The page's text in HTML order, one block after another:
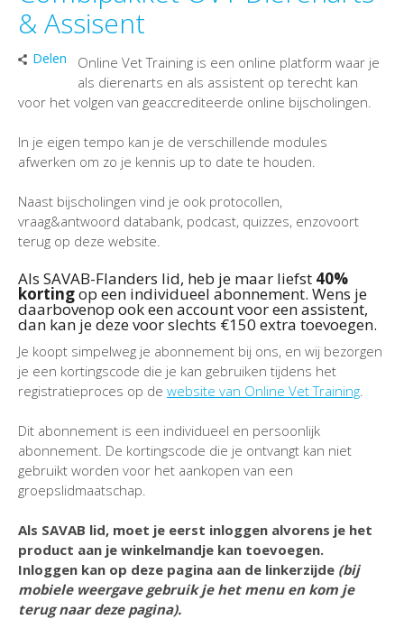
& Assisent
Delen
Online Vet Training is een online platform waar je
als dierenarts en als assistent op terecht kan
voor het volgen van geaccrediteerde online bijscholingen.
In je eigen tempo kan je de verschillende modules
afwerken om zo je kennis up to date te houden.
Naast bijscholingen vind je ook protocollen,
vraag&antwoord databank, podcast, quizzes, enzovoort
terug op deze website.
Als SAVAB-Flanders lid, heb je maar liefst 40%
kortingop een individueel abonnement. Wens je
daarbovenop ook een account voor een assistent,
dan kan je deze voor slechts €150 extra toevoegen.
Je koopt simpelweg je abonnement bij ons, en wij bezorgen
je een kortingscode die je kan gebruiken tijdens het
registratieproces op de website van Online Vet Training.
Dit abonnement is een individueel en persoonlijk
abonnement. De kortingscode die je ontvangt kan niet
gebruikt worden voor het aankopen van een
groepslidmaatschap.
Als SAVAB lid, moet je eerst inloggen alvorens je het
product aan je winkelmandje kan toevoegen.
Inloggen kan op deze pagina aan de linkerzijde (bij
mobiele weergave gebruik je het menu en kom je
terug naar deze pagina).